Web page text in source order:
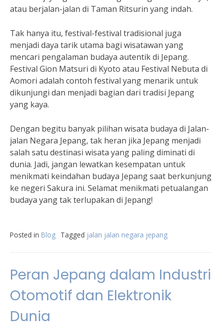
atau berjalan-jalan di Taman Ritsurin yang indah.
Tak hanya itu, festival-festival tradisional juga
menjadi daya tarik utama bagi wisatawan yang
mencari pengalaman budaya autentik di Jepang.
Festival Gion Matsuri di Kyoto atau Festival Nebuta di
Aomori adalah contoh festival yang menarik untuk
dikunjungi dan menjadi bagian dari tradisi Jepang
yang kaya.
Dengan begitu banyak pilihan wisata budaya di Jalan-
jalan Negara Jepang, tak heran jika Jepang menjadi
salah satu destinasi wisata yang paling diminati di
dunia. Jadi, jangan lewatkan kesempatan untuk
menikmati keindahan budaya Jepang saat berkunjung
ke negeri Sakura ini. Selamat menikmati petualangan
budaya yang tak terlupakan di Jepang!
Posted in Blog Tagged jalan jalan negara jepang
Peran Jepang dalam Industri
Otomotif dan Elektronik
Dunia